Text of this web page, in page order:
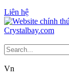
Liên hệ
Vn